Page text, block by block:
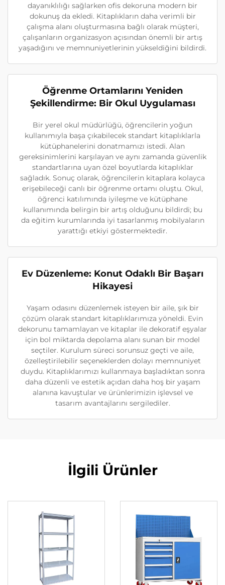
dayanıklılığı sağlarken ofis dekoruna modern bir
dokunuş da ekledi. Kitaplıkların daha verimli bir
çalışma alanı oluşturmasına bağlı olarak müşteri,
çalışanların organizasyon açısından önemli bir artış
yaşadığını ve memnuniyetlerinin yükseldiğini bildirdi.
Öğrenme Ortamlarını Yeniden
Şekillendirme: Bir Okul Uygulaması
Bir yerel okul müdürlüğü, öğrencilerin yoğun
kullanımıyla başa çıkabilecek standart kitaplıklarla
kütüphanelerini donatmamızı istedi. Alan
gereksinimlerini karşılayan ve aynı zamanda güvenlik
standartlarına uyan özel boyutlarda kitaplıklar
sağladık. Sonuç olarak, öğrencilerin kitaplara kolayca
erişebileceği canlı bir öğrenme ortamı oluştu. Okul,
öğrenci katılımında iyileşme ve kütüphane
kullanımında belirgin bir artış olduğunu bildirdi; bu
da eğitim kurumlarında iyi tasarlanmış mobilyaların
yarattığı etkiyi göstermektedir.
Ev Düzenleme: Konut Odaklı Bir Başarı
Hikayesi
Yaşam odasını düzenlemek isteyen bir aile, şık bir
çözüm olarak standart kitaplıklarımıza yöneldi. Evin
dekorunu tamamlayan ve kitaplar ile dekoratif eşyalar
için bol miktarda depolama alanı sunan bir model
seçtiler. Kurulum süreci sorunsuz geçti ve aile,
özelleştirilebilir seçeneklerden dolayı memnuniyet
duydu. Kitaplıklarımızı kullanmaya başladıktan sonra
daha düzenli ve estetik açıdan daha hoş bir yaşam
alanına kavuştular ve ürünlerimizin işlevsel ve
tasarım avantajlarını sergilediler.
İlgili Ürünler